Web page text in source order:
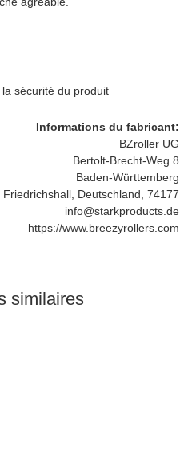
sécurité du produit
Informations du fabricant:
BZroller UG
Bertolt-Brecht-Weg 8
Baden-Württemberg
Friedrichshall, Deutschland, 74177
info@starkproducts.de
https://www.breezyrollers.com
similaires